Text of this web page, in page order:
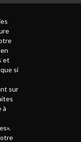
et
si
sur
à